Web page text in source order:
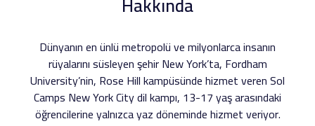
Dünyanın en ünlü metropolü ve milyonlarca insanın
rüyalarını süsleyen şehir New York’ta, Fordham
University’nin, Rose Hill kampüsünde hizmet veren Sol
Camps New York City dil kampı, 13-17 yaş arasındaki
öğrencilerine yalnızca yaz döneminde hizmet veriyor.